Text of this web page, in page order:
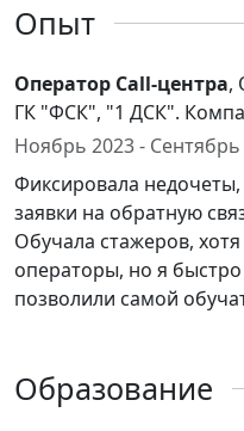
Опыт
Оператор Call-центра,
ГК "ФСК", "1 ДСК".
Ноябрь 2023 - Сентябрь
Фиксировала
заявки на обратную
Обучала стажеров,
операторы, но я
позволили самой
Образование